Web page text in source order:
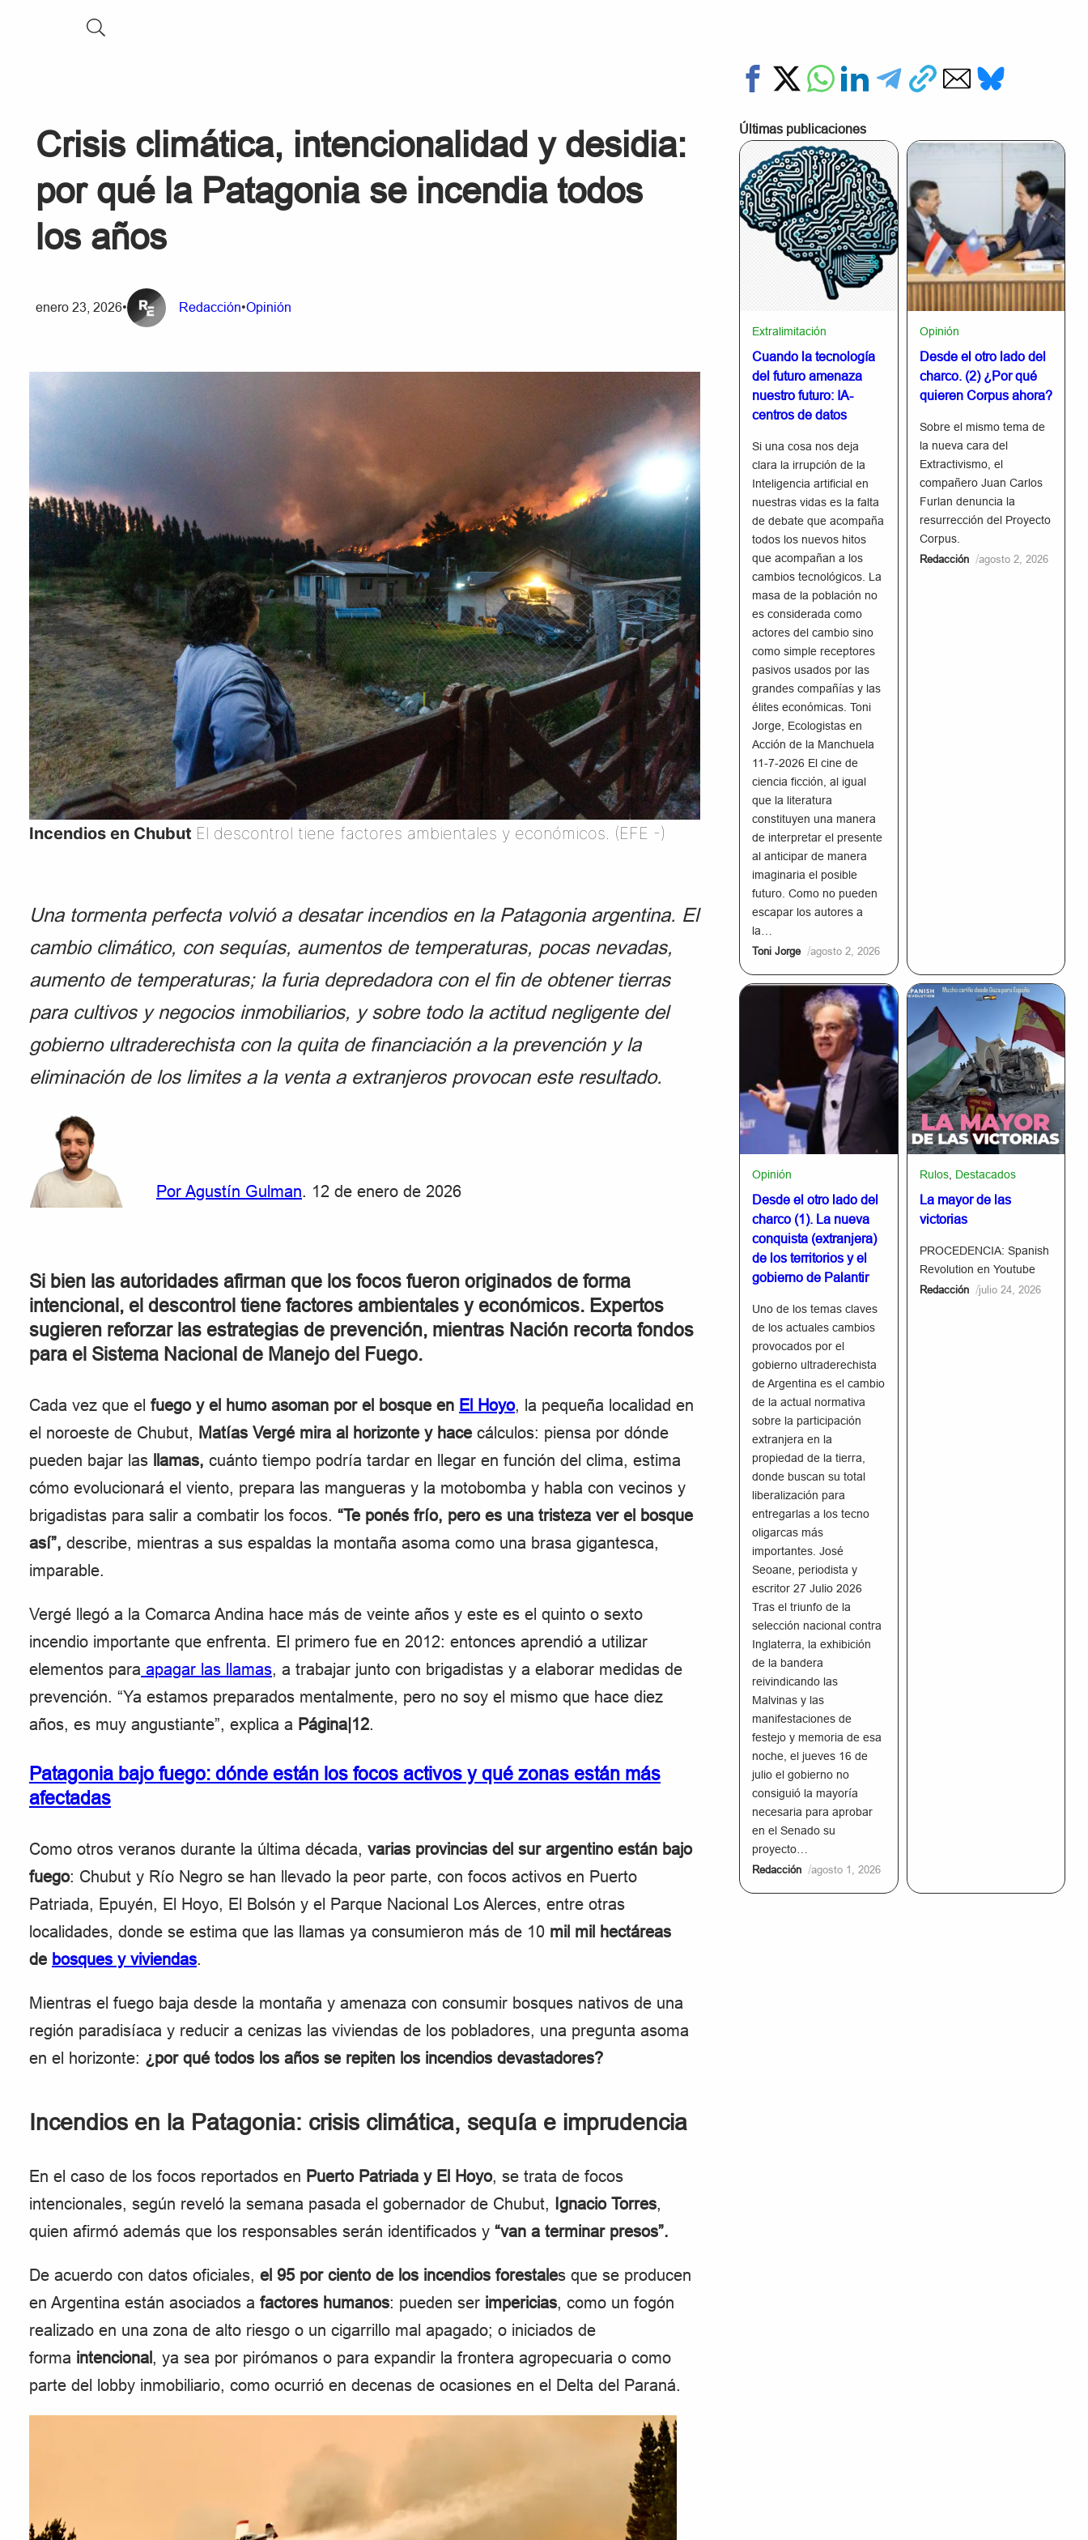
Crisis climática, intencionalidad y desidia:
por qué la Patagonia se incendia todos
los años
enero 23, 2026• Redacción•Opinión
Incendios en Chubut El descontrol tiene factores ambientales y económicos. (EFE -)
Una tormenta perfecta volvió a desatar incendios en la Patagonia argentina. El
cambio climático, con sequías, aumentos de temperaturas, pocas nevadas,
aumento de temperaturas; la furia depredadora con el fin de obtener tierras
para cultivos y negocios inmobiliarios, y sobre todo la actitud negligente del
gobierno ultraderechista con la quita de financiación a la prevención y la
eliminación de los limites a la venta a extranjeros provocan este resultado.
Por Agustín Gulman. 12 de enero de 2026
Si bien las autoridades afirman que los focos fueron originados de forma
intencional, el descontrol tiene factores ambientales y económicos. Expertos
sugieren reforzar las estrategias de prevención, mientras Nación recorta fondos
para el Sistema Nacional de Manejo del Fuego.
Cada vez que el fuego y el humo asoman por el bosque en El Hoyo, la pequeña localidad en
el noroeste de Chubut, Matías Vergé mira al horizonte y hace cálculos: piensa por dónde
pueden bajar las
llamas, cuánto tiempo podría tardar en llegar en función del clima, estima
cómo evolucionará el viento, prepara las mangueras y la motobomba y habla con vecinos y
brigadistas para salir a combatir los focos. “Te ponés frío, pero es una tristeza ver el bosque
así”, describe, mientras a sus espaldas la montaña asoma como una brasa gigantesca,
imparable.
Vergé llegó a la Comarca Andina hace más de veinte años y este es el quinto o sexto
incendio importante que enfrenta. El primero fue en 2012: entonces aprendió a utilizar
elementos para apagar las llamas, a trabajar junto con brigadistas y a elaborar medidas de
prevención. “Ya estamos preparados mentalmente, pero no soy el mismo que hace diez
años, es muy angustiante”, explica a Página|12.
Patagonia bajo fuego: dónde están los focos activos y qué zonas están más
afectadas
Como otros veranos durante la última década, varias provincias del sur argentino están bajo
fuego: Chubut y Río Negro se han llevado la peor parte, con focos activos en Puerto
Patriada, Epuyén, El Hoyo, El Bolsón y el Parque Nacional Los Alerces, entre otras
localidades, donde se estima que las llamas ya consumieron más de 10 mil mil hectáreas
de bosques y viviendas.
Mientras el fuego baja desde la montaña y amenaza con consumir bosques nativos de una
región paradisíaca y reducir a cenizas las viviendas de los pobladores, una pregunta asoma
en el horizonte: ¿por qué todos los años se repiten los incendios devastadores?
Incendios en la Patagonia: crisis climática, sequía e imprudencia
En el caso de los focos reportados en Puerto Patriada y El Hoyo, se trata de focos
intencionales, según reveló la semana pasada el gobernador de Chubut, Ignacio Torres,
quien afirmó además que los responsables serán identificados y “van a terminar presos”.
De acuerdo con datos oficiales, el 95 por ciento de los incendios forestales que se producen
en Argentina están asociados a factores humanos: pueden ser impericias, como un fogón
realizado en una zona de alto riesgo o un cigarrillo mal apagado; o iniciados de
forma intencional, ya sea por pirómanos o para expandir la frontera agropecuaria o como
parte del lobby inmobiliario, como ocurrió en decenas de ocasiones en el Delta del Paraná.
Últimas publicaciones
Extralimitación
Cuando la tecnología
del futuro amenaza
nuestro futuro: IA-
centros de datos
Si una cosa nos deja
clara la irrupción de la
Inteligencia artificial en
nuestras vidas es la falta
de debate que acompaña
todos los nuevos hitos
que acompañan a los
cambios tecnológicos. La
masa de la población no
es considerada como
actores del cambio sino
como simple receptores
pasivos usados por las
grandes compañías y las
élites económicas. Toni
Jorge, Ecologistas en
Acción de la Manchuela
11-7-2026 El cine de
ciencia ficción, al igual
que la literatura
constituyen una manera
de interpretar el presente
al anticipar de manera
imaginaria el posible
futuro. Como no pueden
escapar los autores a
la…
Toni Jorge /agosto 2, 2026
Opinión
Desde el otro lado del
charco. (2) ¿Por qué
quieren Corpus ahora?
Sobre el mismo tema de
la nueva cara del
Extractivismo, el
compañero Juan Carlos
Furlan denuncia la
resurrección del Proyecto
Corpus.
Redacción /agosto 2, 2026
Opinión
Desde el otro lado del
charco (1). La nueva
conquista (extranjera)
de los territorios y el
gobierno de Palantir
Uno de los temas claves
de los actuales cambios
provocados por el
gobierno ultraderechista
de Argentina es el cambio
de la actual normativa
sobre la participación
extranjera en la
propiedad de la tierra,
donde buscan su total
liberalización para
entregarlas a los tecno
oligarcas más
importantes. José
Seoane, periodista y
escritor 27 Julio 2026
Tras el triunfo de la
selección nacional contra
Inglaterra, la exhibición
de la bandera
reivindicando las
Malvinas y las
manifestaciones de
festejo y memoria de esa
noche, el jueves 16 de
julio el gobierno no
consiguió la mayoría
necesaria para aprobar
en el Senado su
proyecto…
Redacción /agosto 1, 2026
Rulos, Destacados
La mayor de las
victorias
PROCEDENCIA: Spanish
Revolution en Youtube
Redacción /julio 24, 2026